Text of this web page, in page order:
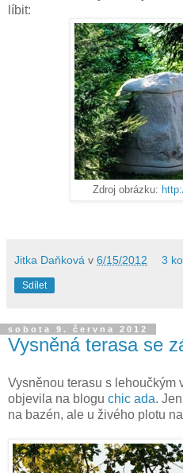
líbit:
Zdroj obrázku:
Jitka Daňková v 6/15/2012 3
Sdílet
sobota 9. června 2012
Vysněná terasa se
Vysněnou terasu s lehoučkým
objevila na blogu chic ada.
na bazén, ale u živého plotu